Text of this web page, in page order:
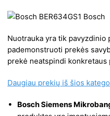
Nuotrauka yra tik pavyzdinio
pademonstruoti prekės
prekė neatspindi konkretaus
Daugiau prekių iš šios
Bosch Siemens